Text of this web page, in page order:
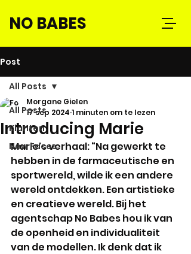
NO BABES
Post
All Posts
Klanten
New Faces
All Posts
Introducing Marie
Morgane Gielen
17 sep 2024 1 minuten om te lezen
Marie's verhaal: “Na gewerkt te
hebben in de farmaceutische en
sportwereld, wilde ik een andere
wereld ontdekken. Een artistieke
en creatieve wereld. Bij het
agentschap No Babes hou ik van
de openheid en individualiteit
van de modellen. Ik denk dat ik